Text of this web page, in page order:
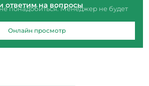
ответим на вопросы
понадобиться. Менеджер не будет
Онлайн просмотр